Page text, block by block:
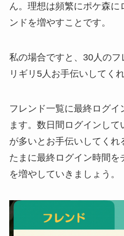
ん。理想は頻繁にポケ森に
ンドを増やすことです。
私の場合ですと、30人の
リギリ5人お手伝いしてく
フレンド一覧に最終ログイ
ます。数日間ログインし
が多いとお手伝いしてくれ
たまに最終ログイン時間を
を増やしていきましょう。